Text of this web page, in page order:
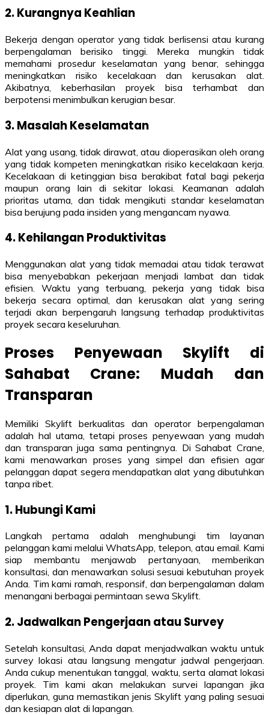
2. Kurangnya Keahlian
Bekerja dengan operator yang tidak berlisensi atau kurang
berpengalaman berisiko tinggi. Mereka mungkin tidak
memahami prosedur keselamatan yang benar, sehingga
meningkatkan risiko kecelakaan dan kerusakan alat.
Akibatnya, keberhasilan proyek bisa terhambat dan
berpotensi menimbulkan kerugian besar.
3. Masalah Keselamatan
Alat yang usang, tidak dirawat, atau dioperasikan oleh orang
yang tidak kompeten meningkatkan risiko kecelakaan kerja.
Kecelakaan di ketinggian bisa berakibat fatal bagi pekerja
maupun orang lain di sekitar lokasi. Keamanan adalah
prioritas utama, dan tidak mengikuti standar keselamatan
bisa berujung pada insiden yang mengancam nyawa.
4. Kehilangan Produktivitas
Menggunakan alat yang tidak memadai atau tidak terawat
bisa menyebabkan pekerjaan menjadi lambat dan tidak
efisien. Waktu yang terbuang, pekerja yang tidak bisa
bekerja secara optimal, dan kerusakan alat yang sering
terjadi akan berpengaruh langsung terhadap produktivitas
proyek secara keseluruhan.
Proses Penyewaan Skylift di
Sahabat Crane: Mudah dan
Transparan
Memiliki Skylift berkualitas dan operator berpengalaman
adalah hal utama, tetapi proses penyewaan yang mudah
dan transparan juga sama pentingnya. Di Sahabat Crane,
kami menawarkan proses yang simpel dan efisien agar
pelanggan dapat segera mendapatkan alat yang dibutuhkan
tanpa ribet.
1. Hubungi Kami
Langkah pertama adalah menghubungi tim layanan
pelanggan kami melalui WhatsApp, telepon, atau email. Kami
siap membantu menjawab pertanyaan, memberikan
konsultasi, dan menawarkan solusi sesuai kebutuhan proyek
Anda. Tim kami ramah, responsif, dan berpengalaman dalam
menangani berbagai permintaan sewa Skylift.
2. Jadwalkan Pengerjaan atau Survey
Setelah konsultasi, Anda dapat menjadwalkan waktu untuk
survey lokasi atau langsung mengatur jadwal pengerjaan.
Anda cukup menentukan tanggal, waktu, serta alamat lokasi
proyek. Tim kami akan melakukan survei lapangan jika
diperlukan, guna memastikan jenis Skylift yang paling sesuai
dan kesiapan alat di lapangan.